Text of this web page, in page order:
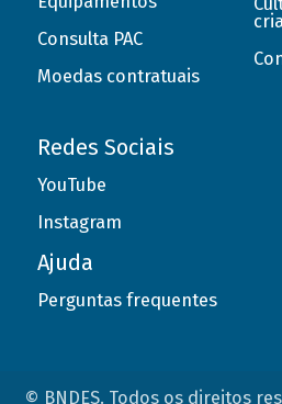
Consulta PAC
Moedas contratuais
Redes Sociais
YouTube
Instagram
Ajuda
Perguntas frequentes
© BNDES. Todos os direitos